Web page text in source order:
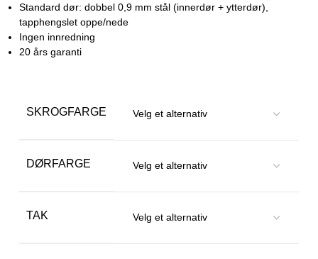
Standard dør: dobbel 0,9 mm stål (innerdør + ytterdør),
tapphengslet oppe/nede
Ingen innredning
20 års garanti
SKROGFARGE
DØRFARGE
TAK